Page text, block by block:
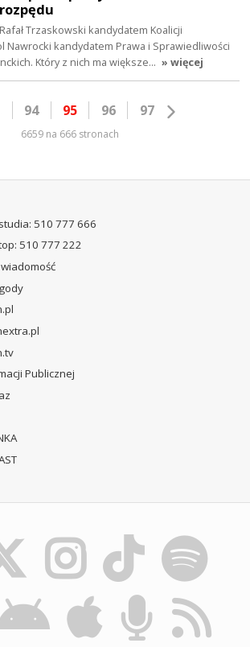
rozpędu
Rafał Trzaskowski kandydatem Koalicji
Nawrocki kandydatem Prawa i Sprawiedliwości
Który z nich ma większe… » więcej
94 95 96 97
6659 na 666 stronach
510 777 666
510 777 222
Publicznej